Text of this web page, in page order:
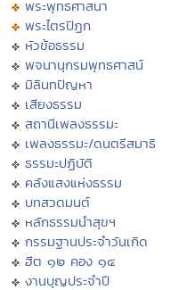
พระพุทธศาสนา
พระไตรปิฏก
หัวข้อธรรม
พจนานุกรมพุทธศาสน์
มิลินทปัญหา
เสียงธรรม
สถานีเพลงธรรมะ
เพลงธรรมะ/ดนตรีสมาธิ
ธรรมะปฏิบัติ
คลังแสงแห่งธรรม
บทสวดมนต์
หลักธรรมนำสุขฯ
กรรมฐานประจำวันเกิด
ฮีต ๑๒ คอง ๑๔
งานบุญประจำปี